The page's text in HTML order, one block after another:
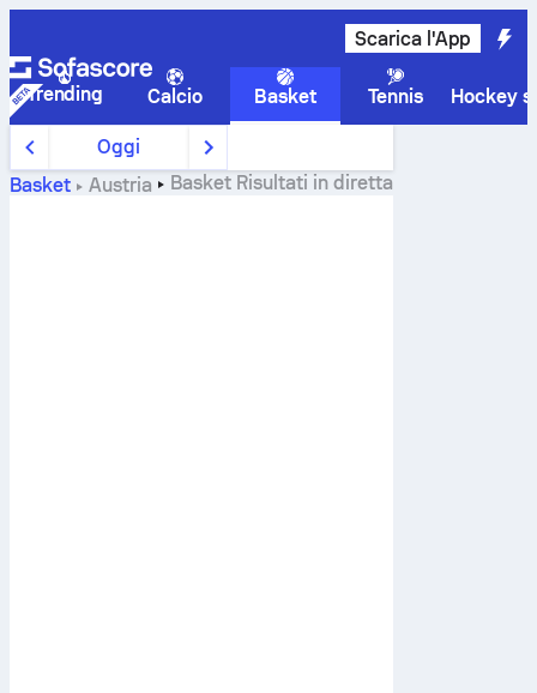
Scarica l'App
Trending Calcio Basket Tennis Hockey
Oggi
Basket
Austria BasketRisultati in diretta